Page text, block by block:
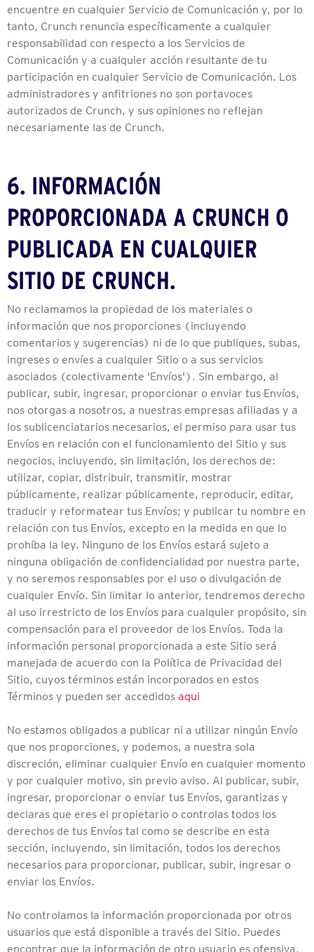
encuentre en cualquier Servicio de Comunicación y, por lo
tanto, Crunch renuncia específicamente a cualquier
responsabilidad con respecto a los Servicios de
Comunicación y a cualquier acción resultante de tu
participación en cualquier Servicio de Comunicación. Los
administradores y anfitriones no son portavoces
autorizados de Crunch, y sus opiniones no reflejan
necesariamente las de Crunch.
6. INFORMACIÓN
PROPORCIONADA A CRUNCH O
PUBLICADA EN CUALQUIER
SITIO DE CRUNCH.
No reclamamos la propiedad de los materiales o
información que nos proporciones (incluyendo
comentarios y sugerencias) ni de lo que publiques, subas,
ingreses o envíes a cualquier Sitio o a sus servicios
asociados (colectivamente 'Envíos'). Sin embargo, al
publicar, subir, ingresar, proporcionar o enviar tus Envíos,
nos otorgas a nosotros, a nuestras empresas afiliadas y a
los sublicenciatarios necesarios, el permiso para usar tus
Envíos en relación con el funcionamiento del Sitio y sus
negocios, incluyendo, sin limitación, los derechos de:
utilizar, copiar, distribuir, transmitir, mostrar
públicamente, realizar públicamente, reproducir, editar,
traducir y reformatear tus Envíos; y publicar tu nombre en
relación con tus Envíos, excepto en la medida en que lo
prohíba la ley. Ninguno de los Envíos estará sujeto a
ninguna obligación de confidencialidad por nuestra parte,
y no seremos responsables por el uso o divulgación de
cualquier Envío. Sin limitar lo anterior, tendremos derecho
al uso irrestricto de los Envíos para cualquier propósito, sin
compensación para el proveedor de los Envíos. Toda la
información personal proporcionada a este Sitio será
manejada de acuerdo con la Política de Privacidad del
Sitio, cuyos términos están incorporados en estos
Términos y pueden ser accedidos aqui
No estamos obligados a publicar ni a utilizar ningún Envío
que nos proporciones, y podemos, a nuestra sola
discreción, eliminar cualquier Envío en cualquier momento
y por cualquier motivo, sin previo aviso. Al publicar, subir,
ingresar, proporcionar o enviar tus Envíos, garantizas y
declaras que eres el propietario o controlas todos los
derechos de tus Envíos tal como se describe en esta
sección, incluyendo, sin limitación, todos los derechos
necesarios para proporcionar, publicar, subir, ingresar o
enviar los Envíos.
No controlamos la información proporcionada por otros
usuarios que está disponible a través del Sitio. Puedes
encontrar que la información de otro usuario es ofensiva,